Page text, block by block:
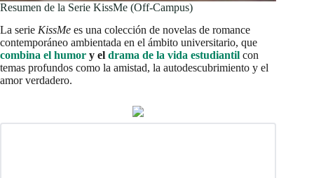
Resumen de la Serie KissMe (Off-Campus)
La serie KissMe es una colección de novelas de romance
contemporáneo ambientada en el ámbito universitario, que
combina el humor y el drama de la vida estudiantil con
temas profundos como la amistad, la autodescubrimiento y el
amor verdadero.